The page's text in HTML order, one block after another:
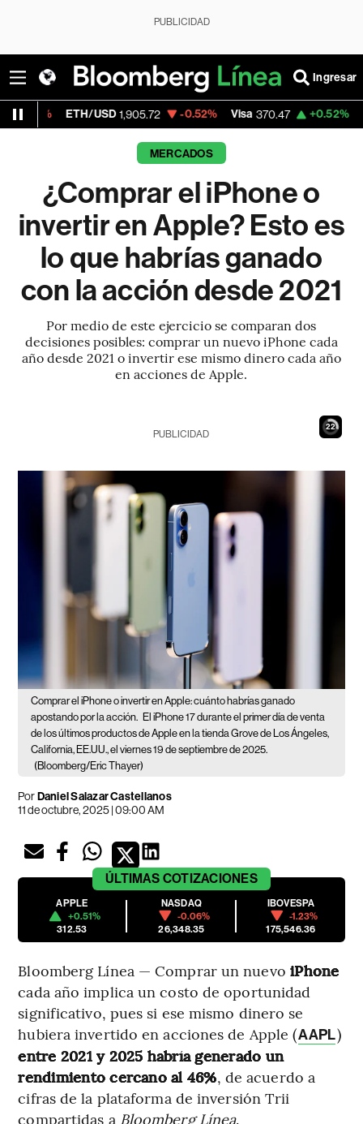
PUBLICIDAD
Ingresar
1,905.72 -0.52% Visa 370.47 +0.52%
MERCADOS
¿Comprar el iPhone o
invertir en Apple? Esto es
lo que habrías ganado
con la acción desde 2021
Por medio de este ejercicio se comparan dos
decisiones posibles: comprar un nuevo iPhone cada
año desde 2021 o invertir ese mismo dinero cada año
en acciones de Apple.
21
PUBLICIDAD
Comprar el iPhone o invertir en Apple: cuánto habrías ganado
apostando por la acción. El iPhone 17 durante el primer día de venta
de los últimos productos de Apple en la tienda Grove de Los Ángeles,
California, EE.UU., el viernes 19 de septiembre de 2025.
(Bloomberg/Eric Thayer)
PorDaniel Salazar Castellanos
11 de octubre, 2025 | 09:00 AM
ÚLTIMAS COTIZACIONES
APPLE
+0.51%
312.53
NASDAQ
-0.06%
26,348.35
IBOVESPA
-1.23%
175,546.36
Bloomberg Línea — Comprar un nuevo iPhone
cada año implica un costo de oportunidad
significativo, pues si ese mismo dinero se
hubiera invertido en acciones de Apple (AAPL)
entre 2021 y 2025 habría generado un
rendimiento cercano al 46%, de acuerdo a
cifras de la plataforma de inversión Trii
compartidas a Bloomberg Línea.